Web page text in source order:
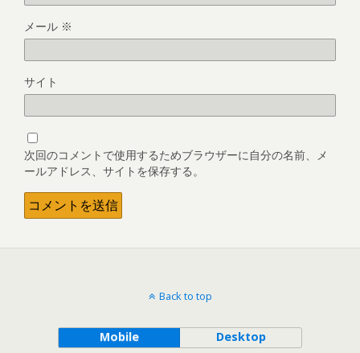
メール ※
サイト
次回のコメントで使用するためブラウザーに自分の名前、メ
ールアドレス、サイトを保存する。
Back to top
Mobile Desktop